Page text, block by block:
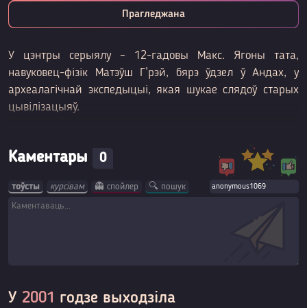
Прагледжана
У цэнтры серыялу – 12-гадовы Макс. Ягоны тата,
навуковец-фізік Матэўш Г’рэй, бярэ ўдзел ў Андах, у
археалагічнай экспедыцыі, якая шукае слядоў старых
цывілізацыяў.
Каментары 0
тоўсты курсівам 👻 спойлер 🔍 пошук
У 2001 годзе выходзіла